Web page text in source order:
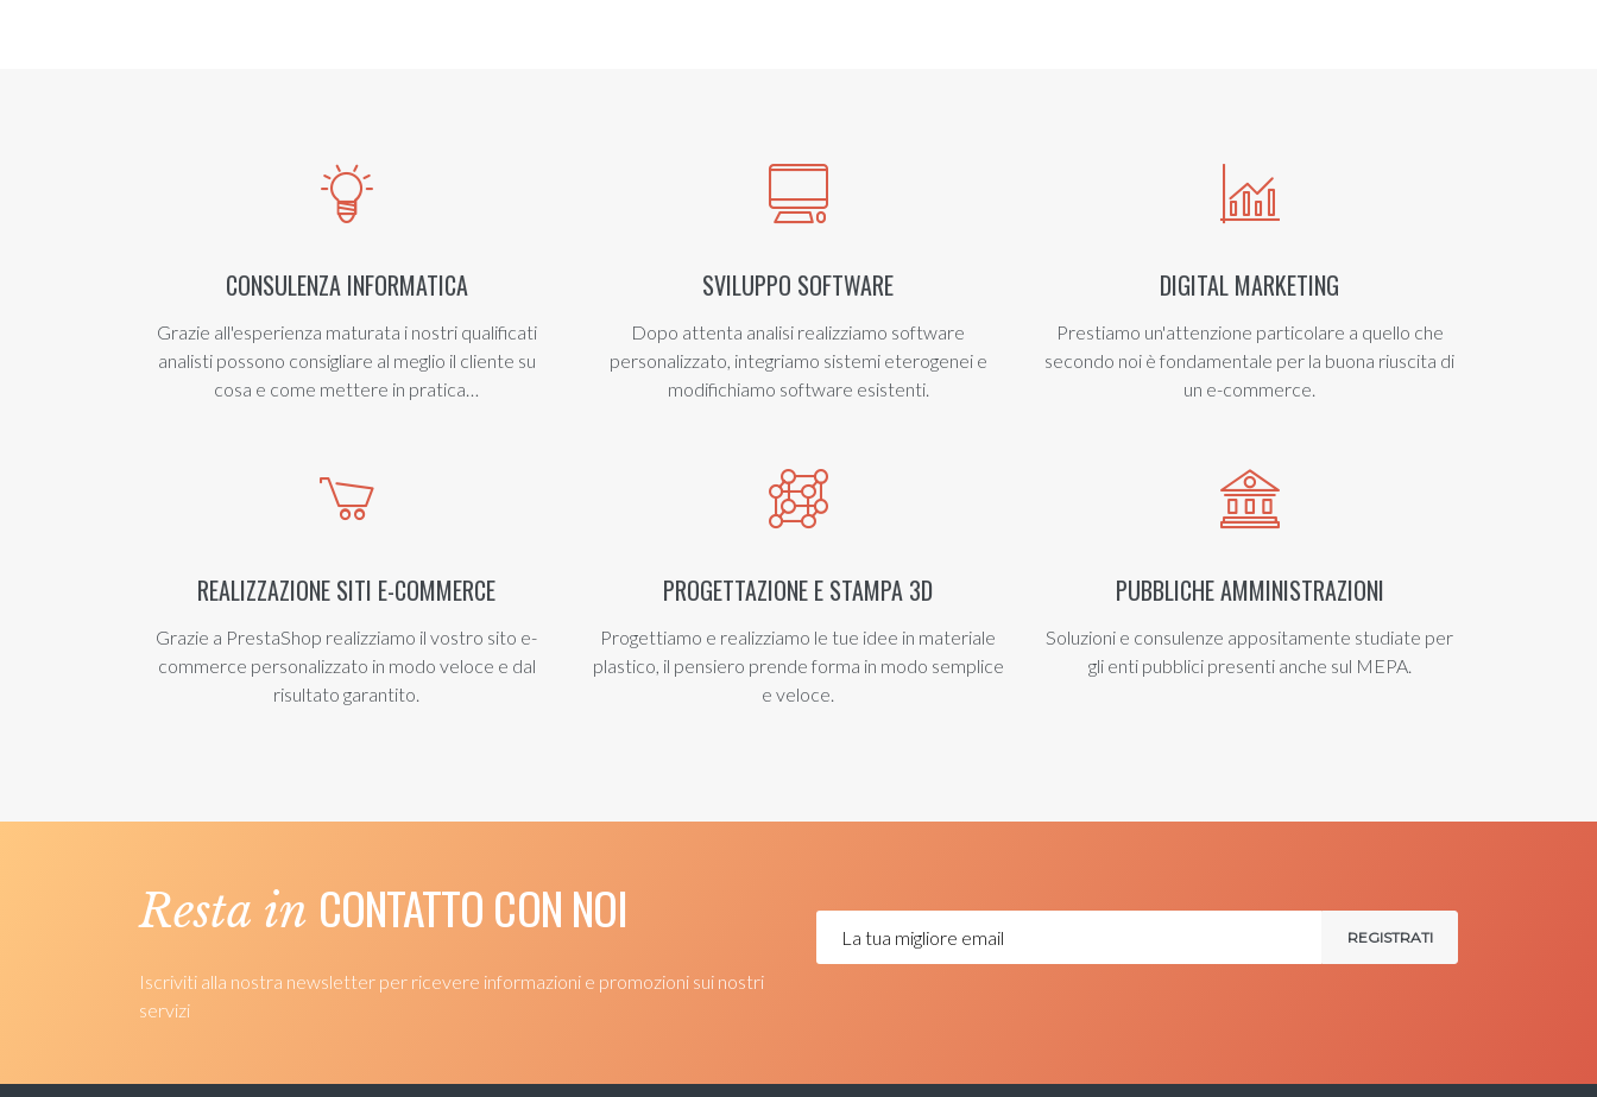
CONSULENZA INFORMATICA
Grazie all'esperienza maturata i nostri qualificati
analisti possono consigliare al meglio il cliente su
cosa e come mettere in pratica…
SVILUPPO SOFTWARE
Dopo attenta analisi realizziamo software
personalizzato, integriamo sistemi eterogenei e
modifichiamo software esistenti.
DIGITAL MARKETING
Prestiamo un'attenzione particolare a quello che
secondo noi è fondamentale per la buona riuscita di
un e-commerce.
REALIZZAZIONE SITI E-COMMERCE
Grazie a PrestaShop realizziamo il vostro sito e-
commerce personalizzato in modo veloce e dal
risultato garantito.
PROGETTAZIONE E STAMPA 3D
Progettiamo e realizziamo le tue idee in materiale
plastico, il pensiero prende forma in modo semplice
e veloce.
PUBBLICHE AMMINISTRAZIONI
Soluzioni e consulenze appositamente studiate per
gli enti pubblici presenti anche sul MEPA.
Resta in CONTATTO CON NOI
Iscriviti alla nostra newsletter per ricevere informazioni e promozioni sui nostri
servizi
REGISTRATI